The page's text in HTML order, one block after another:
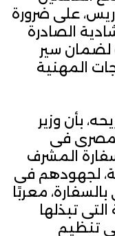
على ضرورة
الصادرة
لضمان سير
المهنية
بأن وزير
فى
المشرف
لجهودهم فى
معربًا
تبذلها
تنظيم